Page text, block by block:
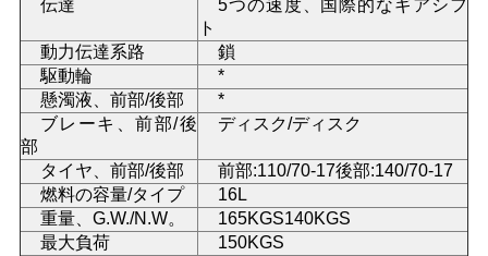
さ
い
地
図
伝達
5つの速度、国際的なギアシフ
ト
動力伝達系路
鎖
駆動輪
*
懸濁液、前部/後部
*
ブレーキ、前部/後
部
ディスク/ディスク
タイヤ、前部/後部
前部:110/70-17後部:140/70-17
燃料の容量/タイプ
16L
重量、G.W./N.W。
165KGS140KGS
最大負荷
150KGS